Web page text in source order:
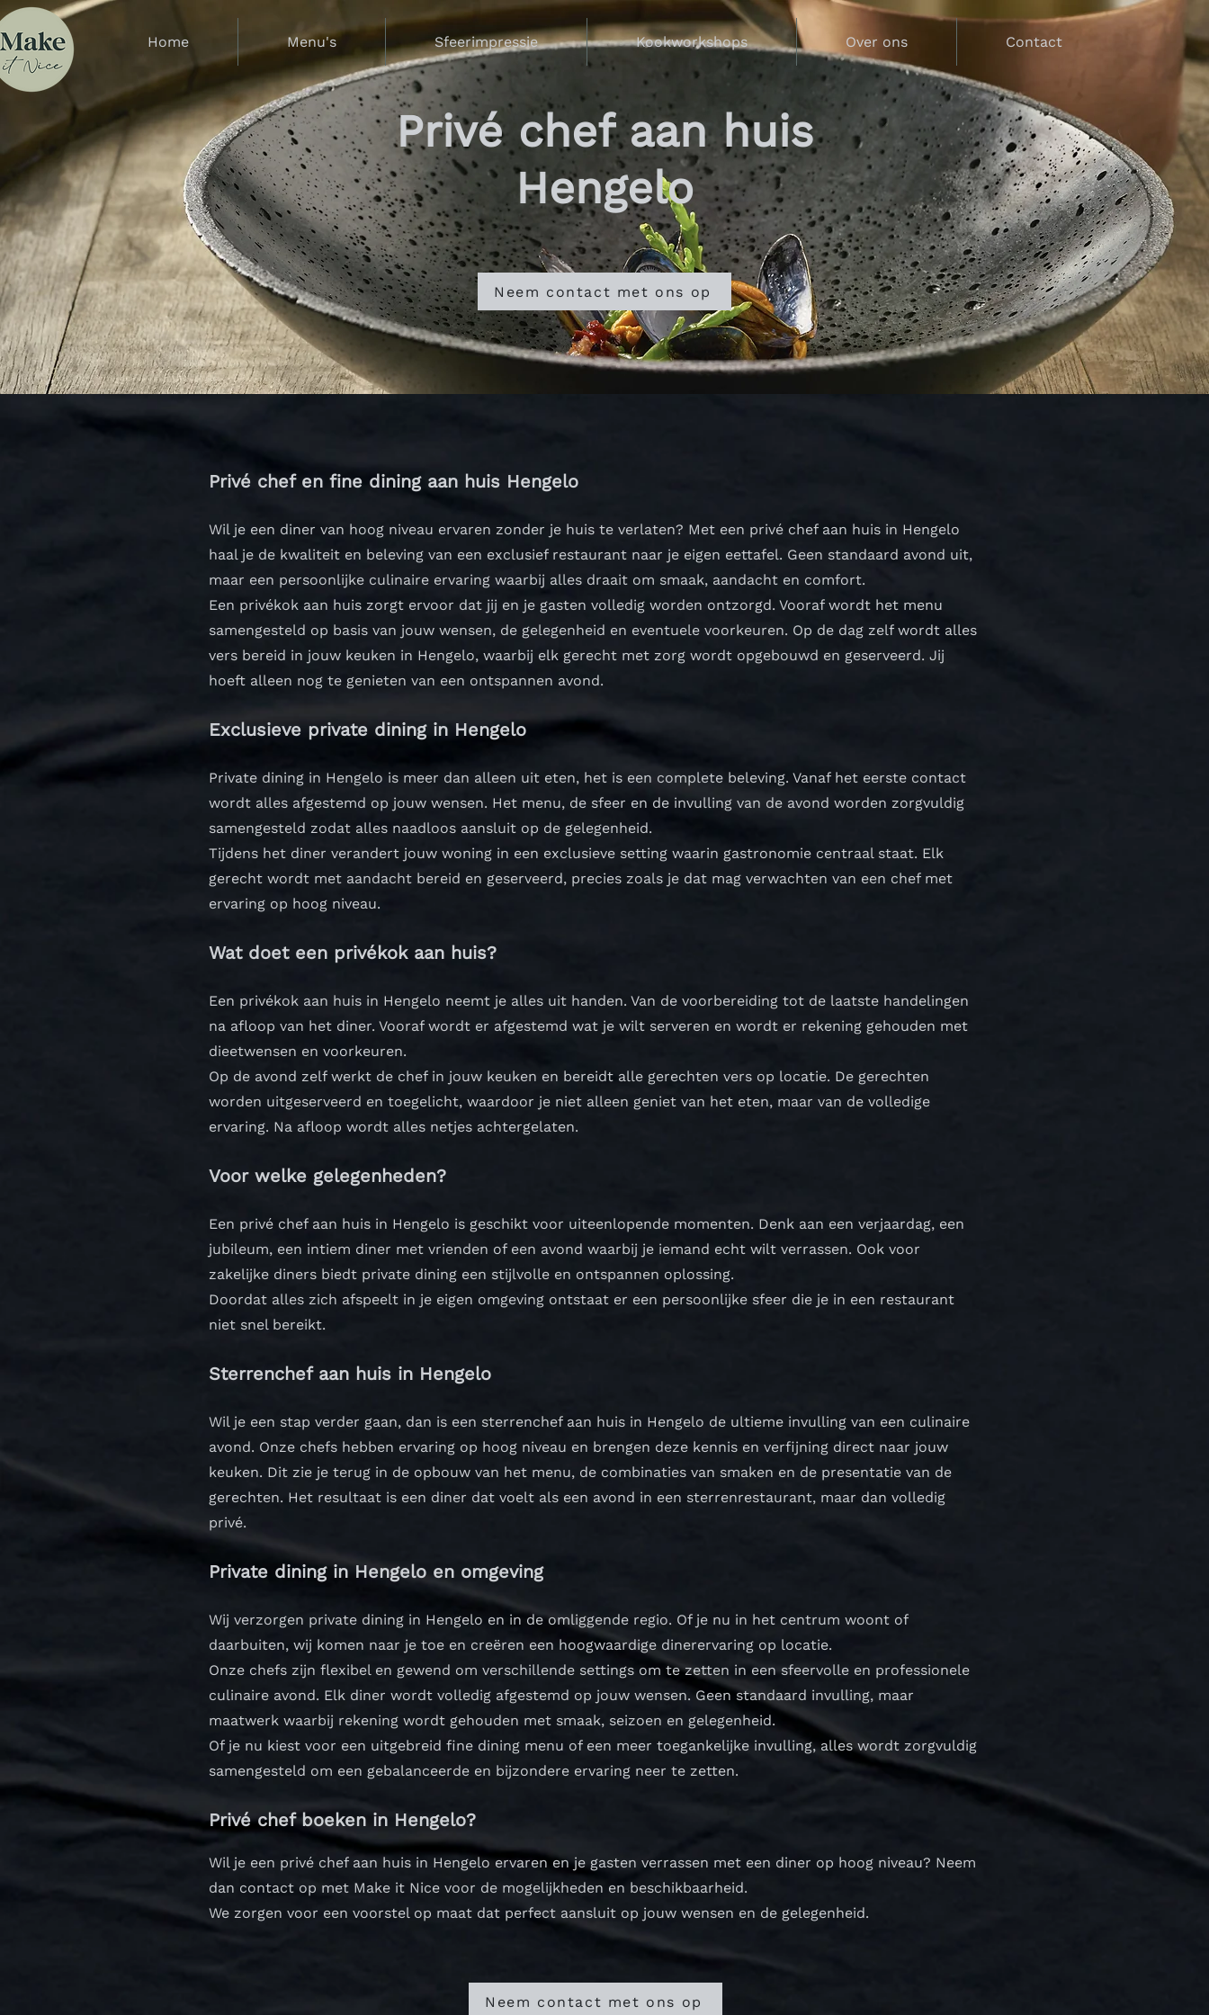
Home Menu's Sfeerimpressie Kookworkshops Over ons Contact
Privé chef aan huis
Hengelo
Neem contact met ons op
Privé chef en fine dining aan huis Hengelo
Wil je een diner van hoog niveau ervaren zonder je huis te verlaten? Met een privé chef aan huis in Hengelo
haal je de kwaliteit en beleving van een exclusief restaurant naar je eigen eettafel. Geen standaard avond uit,
maar een persoonlijke culinaire ervaring waarbij alles draait om smaak, aandacht en comfort.
Een privékok aan huis zorgt ervoor dat jij en je gasten volledig worden ontzorgd. Vooraf wordt het menu
samengesteld op basis van jouw wensen, de gelegenheid en eventuele voorkeuren. Op de dag zelf wordt alles
vers bereid in jouw keuken in Hengelo, waarbij elk gerecht met zorg wordt opgebouwd en geserveerd. Jij
hoeft alleen nog te genieten van een ontspannen avond.
Exclusieve private dining in Hengelo
Private dining in Hengelo is meer dan alleen uit eten, het is een complete beleving. Vanaf het eerste contact
wordt alles afgestemd op jouw wensen. Het menu, de sfeer en de invulling van de avond worden zorgvuldig
samengesteld zodat alles naadloos aansluit op de gelegenheid.
Tijdens het diner verandert jouw woning in een exclusieve setting waarin gastronomie centraal staat. Elk
gerecht wordt met aandacht bereid en geserveerd, precies zoals je dat mag verwachten van een chef met
ervaring op hoog niveau.
Wat doet een privékok aan huis?
Een privékok aan huis in Hengelo neemt je alles uit handen. Van de voorbereiding tot de laatste handelingen
na afloop van het diner. Vooraf wordt er afgestemd wat je wilt serveren en wordt er rekening gehouden met
dieetwensen en voorkeuren.
Op de avond zelf werkt de chef in jouw keuken en bereidt alle gerechten vers op locatie. De gerechten
worden uitgeserveerd en toegelicht, waardoor je niet alleen geniet van het eten, maar van de volledige
ervaring. Na afloop wordt alles netjes achtergelaten.
Voor welke gelegenheden?
Een privé chef aan huis in Hengelo is geschikt voor uiteenlopende momenten. Denk aan een verjaardag, een
jubileum, een intiem diner met vrienden of een avond waarbij je iemand echt wilt verrassen. Ook voor
zakelijke diners biedt private dining een stijlvolle en ontspannen oplossing.
Doordat alles zich afspeelt in je eigen omgeving ontstaat er een persoonlijke sfeer die je in een restaurant
niet snel bereikt.
Sterrenchef aan huis in Hengelo
Wil je een stap verder gaan, dan is een sterrenchef aan huis in Hengelo de ultieme invulling van een culinaire
avond. Onze chefs hebben ervaring op hoog niveau en brengen deze kennis en verfijning direct naar jouw
keuken. Dit zie je terug in de opbouw van het menu, de combinaties van smaken en de presentatie van de
gerechten. Het resultaat is een diner dat voelt als een avond in een sterrenrestaurant, maar dan volledig
privé.
Private dining in Hengelo en omgeving
Wij verzorgen private dining in Hengelo en in de omliggende regio. Of je nu in het centrum woont of
daarbuiten, wij komen naar je toe en creëren een hoogwaardige dinerervaring op locatie.
Onze chefs zijn flexibel en gewend om verschillende settings om te zetten in een sfeervolle en professionele
culinaire avond. Elk diner wordt volledig afgestemd op jouw wensen. Geen standaard invulling, maar
maatwerk waarbij rekening wordt gehouden met smaak, seizoen en gelegenheid.
Of je nu kiest voor een uitgebreid fine dining menu of een meer toegankelijke invulling, alles wordt zorgvuldig
samengesteld om een gebalanceerde en bijzondere ervaring neer te zetten.
Privé chef boeken in Hengelo?
Wil je een privé chef aan huis in Hengelo ervaren en je gasten verrassen met een diner op hoog niveau? Neem
dan contact op met Make it Nice voor de mogelijkheden en beschikbaarheid.
We zorgen voor een voorstel op maat dat perfect aansluit op jouw wensen en de gelegenheid.
Neem contact met ons op